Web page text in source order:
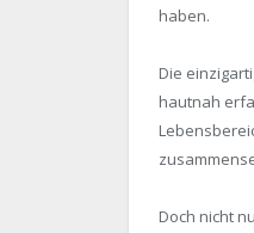
haben.
Die
hautnah
Doch nicht